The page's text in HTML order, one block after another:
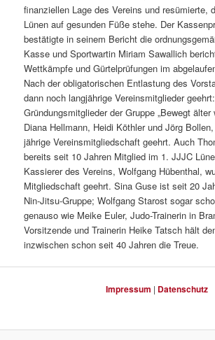
finanziellen Lage des Vereins und resümierte,
Lünen auf gesunden Füße stehe. Der
bestätigte in seinem Bericht die
Kasse und Sportwartin Miriam Sawallich
Wettkämpfe und Gürtelprüfungen im
Nach der obligatorischen Entlastung des
dann noch langjährige Vereinsmitglieder
Gründungsmitglieder der Gruppe „Bewegt älter
Diana Hellmann, Heidi Köthler und Jörg
jährige Vereinsmitgliedschaft geehrt. Auch
bereits seit 10 Jahren Mitglied im 1. JJJC
Kassierer des Vereins, Wolfgang Hübenthal,
Mitgliedschaft geehrt. Sina Guse ist seit 20
Nin-Jitsu-Gruppe; Wolfgang Starost sogar
genauso wie Meike Euler, Judo-Trainerin in
Vorsitzende und Trainerin Heike Tatsch hält
inzwischen schon seit 40 Jahren die Treue.
Impressum | Datenschutz